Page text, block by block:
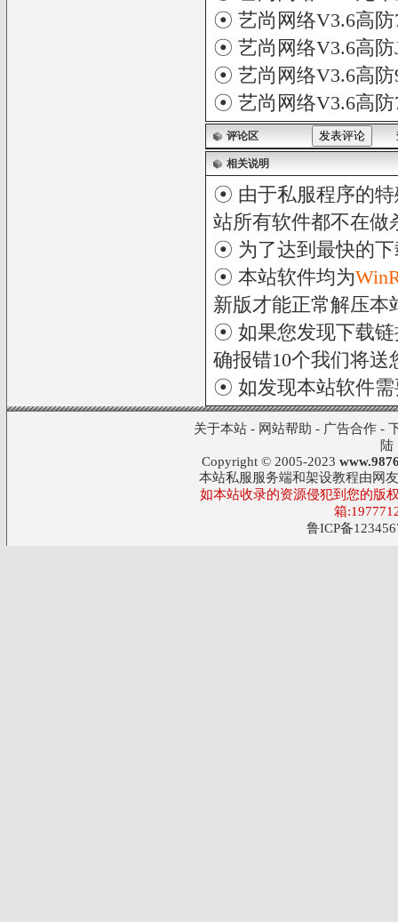
☉ 艺尚网络V3.6高
☉ 艺尚网络V3.6高
☉ 艺尚网络V3.6高
☉ 艺尚网络V3.6高
评论区
相关说明
☉ 由于私服程序的特
站所有软件都不在做
☉ 为了达到最快的
☉ 本站软件均为
新版才能正常解压本
☉ 如果您发现下载链
确报错10个我们将送
☉ 如发现本站软件
关于本站- 网站帮助 - 广告合作-
陆
Copyright © 2005-2023
本站私服服务端和架设教程由网
如本站收录的资源侵犯到您的版
箱
鲁ICP备